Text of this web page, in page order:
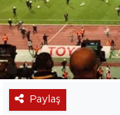
Paylaş